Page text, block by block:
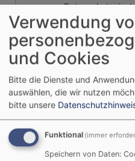
Verwendung
und Cookies
Bitte die Dienste und
auswählen, die wir nutzen
bitte unsere
Funktional (immer
Speichern von Daten: